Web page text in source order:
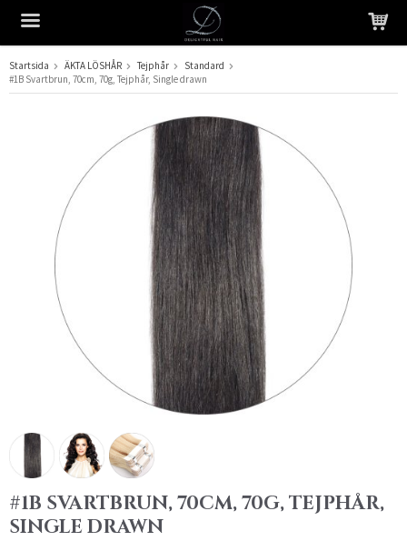
Produkten har blivit tillagd i varukorgen
Startsida ÄKTA LÖSHÅR Tejphår
Standard
#1B Svartbrun, 70cm, 70g, Tejphår, Single drawn
#1B SVARTBRUN, 70CM, 70G, TEJPHÅR,
SINGLE DRAWN